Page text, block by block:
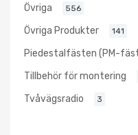
Övriga 556
Övriga Produkter 141
Piedestalfästen (PM-
Tillbehör för montering
Tvåvägsradio 3